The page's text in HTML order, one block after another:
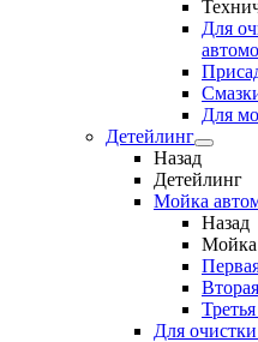
Для
Для
Детейлинг
Назад
Детейлинг
Мойка
Назад
Мойка
Для